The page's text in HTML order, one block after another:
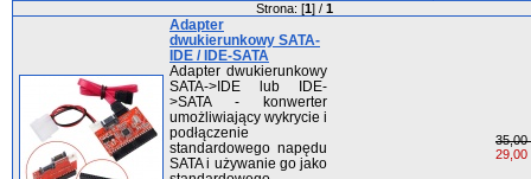
Strona: [1] / 1
Adapter
dwukierunkowy SATA-
IDE / IDE-SATA
Adapter dwukierunkowy
SATA->IDE lub IDE-
>SATA - konwerter
umożliwiający wykrycie i
podłączenie
standardowego napędu
SATA i używanie go jako
35,00
29,00